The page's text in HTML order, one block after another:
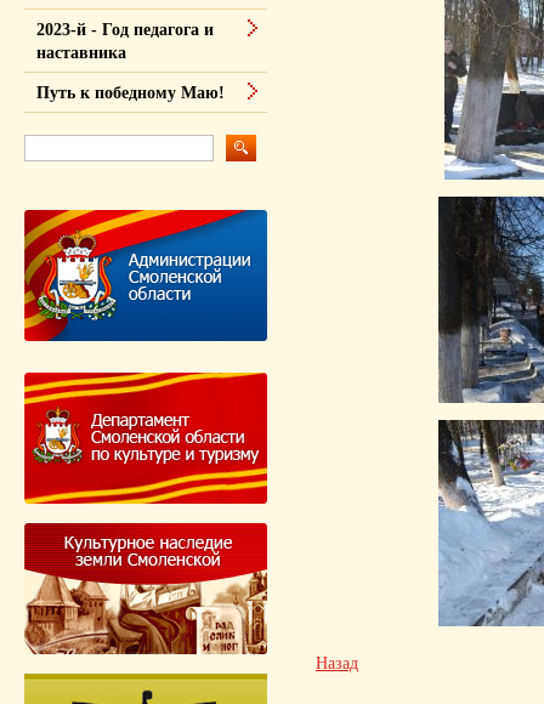
Назад
2023-й - Год педагога и
наставника
Путь к победному Маю!